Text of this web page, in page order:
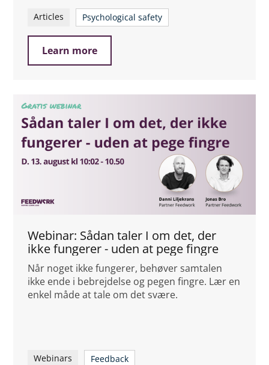
Articles Psychological safety
Learn more
Webinar: Sådan taler I om det, der
ikke fungerer - uden at pege fingre
Når noget ikke fungerer, behøver samtalen
ikke ende i bebrejdelse og pegen fingre. Lær en
enkel måde at tale om det svære.
Webinars Feedback